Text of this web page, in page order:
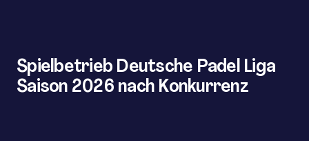
Spielbetrieb Deutsche Padel Liga
Saison 2026 nach Konkurrenz